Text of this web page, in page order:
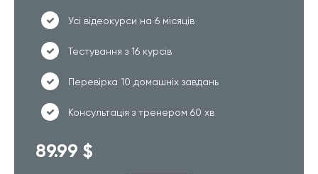
Усі відеокурси на 6 місяців
Тестування з 16 курсів
Перевірка 10 домашніх завдань
Консультація з тренером 60 хв
89.99 $